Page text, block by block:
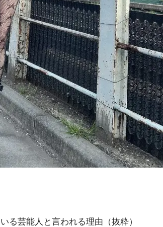
る芸能人と言われる理由（抜粋）